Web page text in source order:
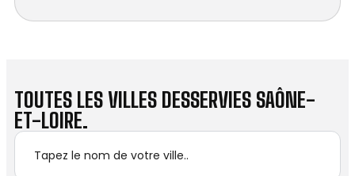
TOUTES LES VILLES DESSERVIES SAÔNE-
ET-LOIRE.